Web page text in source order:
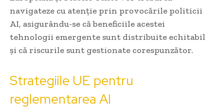
navigateze cu atenție prin provocările politicii
AI, asigurându-se că beneficiile acestei
tehnologii emergente sunt distribuite echitabil
și că riscurile sunt gestionate corespunzător.
Strategiile UE pentru
reglementarea AI